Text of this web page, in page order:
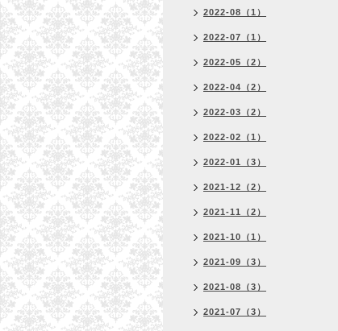
2022-08（1）
2022-07（1）
2022-05（2）
2022-04（2）
2022-03（2）
2022-02（1）
2022-01（3）
2021-12（2）
2021-11（2）
2021-10（1）
2021-09（3）
2021-08（3）
2021-07（3）